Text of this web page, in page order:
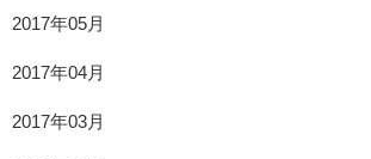
2017年05月
2017年04月
2017年03月